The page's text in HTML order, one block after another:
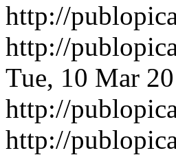
http://
http://
Tue, 10 Mar
http://
http://